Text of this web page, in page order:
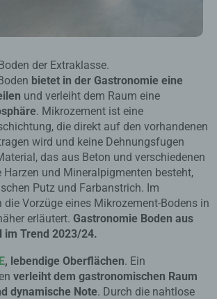
der Extraklasse.
bietet in der Gastronomie eine
und verleiht dem Raum eine
. Mikrozement ist eine
die direkt auf den vorhandenen
wird und keine Dehnungsfugen
das aus Beton und verschiedenen
und Mineralpigmenten besteht,
Putz und Farbanstrich. Im
die Vorzüge eines Mikrozement-Bodens in
erläutert. Gastronomie Boden aus
im Trend 2023/24.
, lebendige Oberflächen. Ein
verleiht dem gastronomischen Raum
dynamische Note. Durch die nahtlose